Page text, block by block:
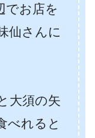
でお店を
仙さんに
大須の矢
べれると